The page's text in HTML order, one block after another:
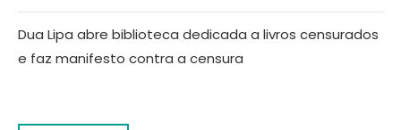
Dua Lipa abre biblioteca dedicada a livros censurados
e faz manifesto contra a censura